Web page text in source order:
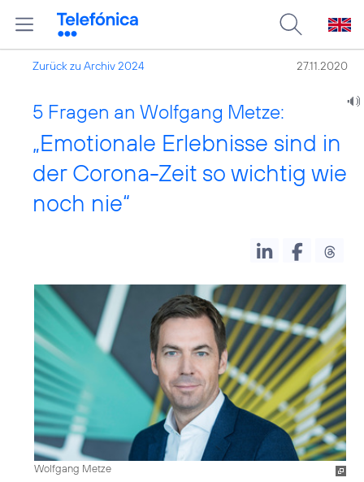
Zurück zu Archiv 2024 27.11.2020
5 Fragen an Wolfgang Metze:
„Emotionale Erlebnisse sind in
der Corona-Zeit so wichtig wie
noch nie“
Wolfgang Metze